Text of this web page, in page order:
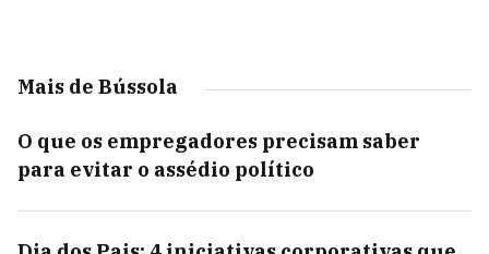
Mais de Bússola
O que os empregadores precisam saber
para evitar o assédio político